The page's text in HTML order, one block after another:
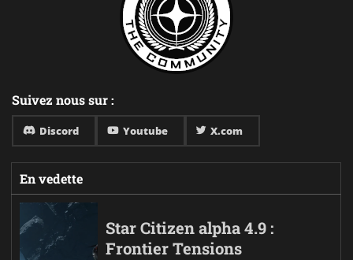
Suivez nous sur :
Discord Youtube X.com
En vedette
Star Citizen alpha 4.9 :
Frontier Tensions